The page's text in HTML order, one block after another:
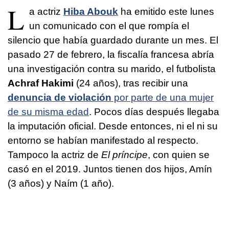
L a actriz Hiba Abouk ha emitido este lunes
un comunicado con el que rompía el
silencio que había guardado durante un mes. El
pasado 27 de febrero, la fiscalía francesa abría
una investigación contra su marido, el futbolista
Achraf Hakimi (24 años), tras recibir una
denuncia de violación por parte de una mujer
de su misma edad. Pocos días después llegaba
la imputación oficial. Desde entonces, ni el ni su
entorno se habían manifestado al respecto.
Tampoco la actriz de El príncipe, con quien se
casó en el 2019. Juntos tienen dos hijos, Amín
(3 años) y Naím (1 año).